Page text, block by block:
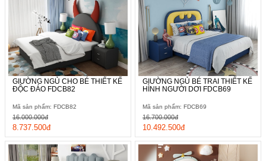
GIƯỜNG NGỦ CHO BÉ THIẾT KẾ
ĐỘC ĐÁO FDCB82
Mã sản phẩm: FDCB82
8.737.500đ
16.000.000đ
GIƯỜNG NGỦ BÉ TRAI THIẾT KẾ
HÌNH NGƯỜI DƠI FDCB69
Mã sản phẩm: FDCB69
10.492.500đ
16.700.000đ